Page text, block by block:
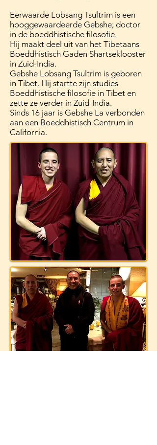
Eerwaarde Lobsang Tsultrim is een
hooggewaardeerde Gebshe; doctor
in de boeddhistische filosofie.
Hij maakt deel uit van het Tibetaans
Boeddhistisch Gaden Shartseklooster
in Zuid-India.
Gebshe Lobsang Tsultrim is geboren
in Tibet. Hij startte zijn studies
Boeddhistische filosofie in Tibet en
zette ze verder in Zuid-India.
Sinds 16 jaar is Gebshe La verbonden
aan een Boeddhistisch Centrum in
California.